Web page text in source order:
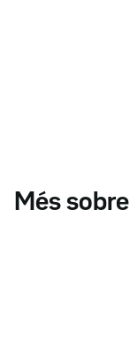
Més